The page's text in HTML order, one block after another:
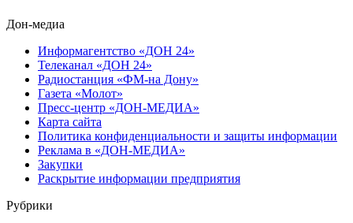
Дон-медиа
Информагентство «ДОН 24»
Телеканал «ДОН 24»
Радиостанция «ФМ-на Дону»
Газета «Молот»
Пресс-центр «ДОН-МЕДИА»
Карта сайта
Политика конфиденциальности и защиты информации
Реклама в «ДОН-МЕДИА»
Закупки
Раскрытие информации предприятия
Рубрики